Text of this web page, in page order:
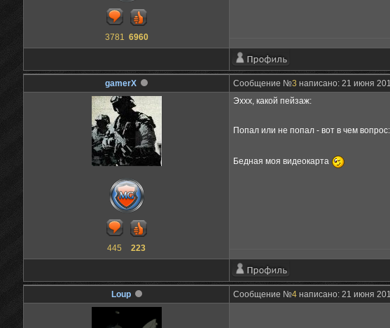
3781 6960
gamerX Сообщение №3 написано: 21 июня
445 223
Эххх, какой пейзаж:
Попал или не попал - вот в чем вопрос:
Бедная моя видеокарта
Loup Сообщение №4 написано: 21 июня